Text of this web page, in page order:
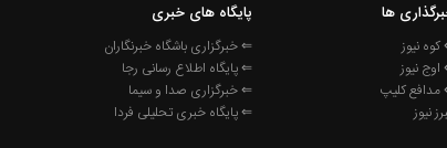
ها
نیوز
نیوز
کلیپ
نیوز
پایگاه های خبری
⇐ خبرگزاری باشگاه خبرنگاران
⇐ پایگاه اطلاع رسانی رجا
⇐ خبرگزاری صدا و سیما
⇐ پایگاه خبری تحلیلی فردا